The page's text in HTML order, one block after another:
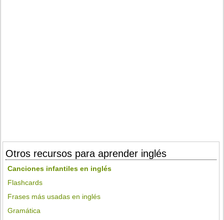
Otros recursos para aprender inglés
Canciones infantiles en inglés
Flashcards
Frases más usadas en inglés
Gramática